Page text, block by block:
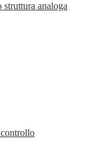
analoga